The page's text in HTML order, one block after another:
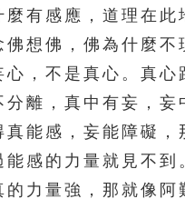
麼有感應，道理在此
想佛，佛為什麼不
心，不是真心。真心
分離，真中有妄，妄
真能感，妄能障礙，
能感的力量就見不到
力量強，那就像阿